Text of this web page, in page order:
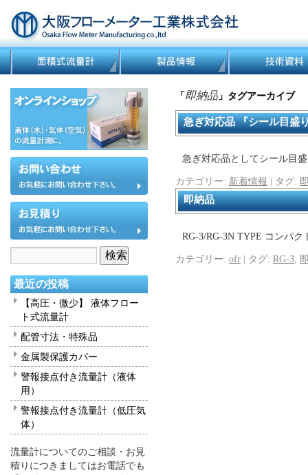
「 即納品 」タグアーカイブ
急ぎ対応品 『シール目盛
急ぎ対応品としてシール目
カテゴリー: 新着情報 | タグ:
即納品
RG-3/RG-3N TYPE コンパ
カテゴリー: ofr | タグ: RG-3
最近の投稿
【高圧・微少】 液体フロー
ト式流量計
配管寸法・特殊品
金属製保護カバー
警報接点付き流量計（液体
用）
警報接点付き流量計（低圧気
体）
流量計についてのご相談・お見
積りにつきましてはお電話でも